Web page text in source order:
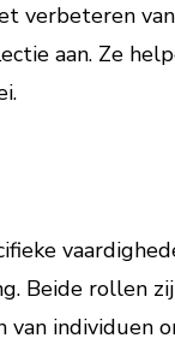
verbeteren
aan. Ze
Beide rollen
van individuen